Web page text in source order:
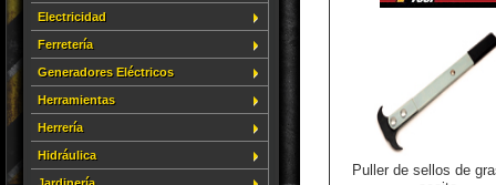
Electricidad
Ferretería
Generadores Eléctricos
Herramientas
Herrería
Hidráulica
Puller de sellos de